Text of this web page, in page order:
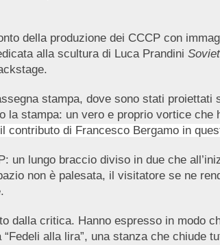
della produzione dei CCCP con
alla scultura di Luca Prandini
stampa, dove sono stati
stampa: un vero e proprio vortice
il contributo di Francesco Bergamo in
un lungo braccio diviso in due che
non è palesata, il visitatore se ne
dalla critica. Hanno espresso in modo
alla lira”, una stanza che